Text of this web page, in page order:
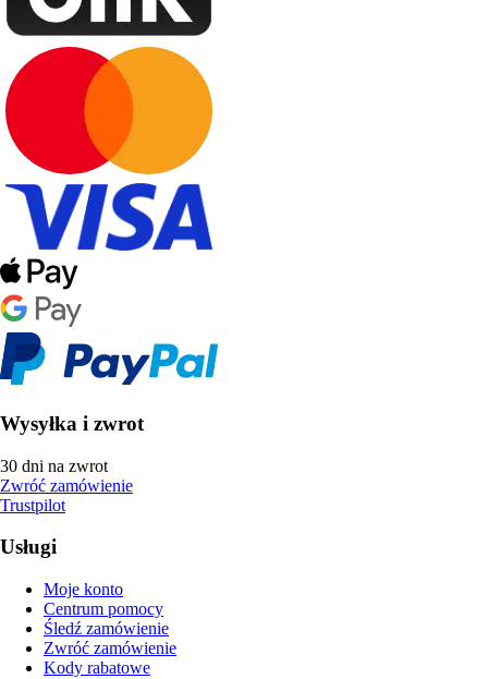
Wysyłka i zwrot
30 dni na zwrot
Zwróć zamówienie
Trustpilot
Usługi
Moje konto
Centrum pomocy
Śledź zamówienie
Zwróć zamówienie
Kody rabatowe